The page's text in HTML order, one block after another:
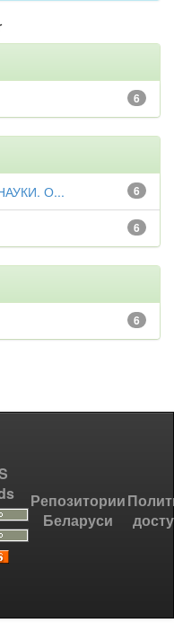
6
6
О...
6
6
Репозитории
Беларуси